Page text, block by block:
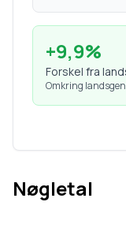
+9,9%
Forskel fra
Omkring
Nøgletal